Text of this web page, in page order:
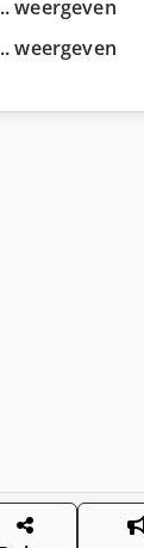
weergeven
weergeven